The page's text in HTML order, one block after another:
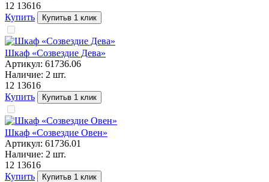
12 13616
Купить
Купитьв 1 клик
Шкаф «Созвездие Дева»
Артикул: 61736.06
Наличие: 2 шт.
12 13616
Купить
Купитьв 1 клик
Шкаф «Созвездие Овен»
Артикул: 61736.01
Наличие: 2 шт.
12 13616
Купить
Купитьв 1 клик